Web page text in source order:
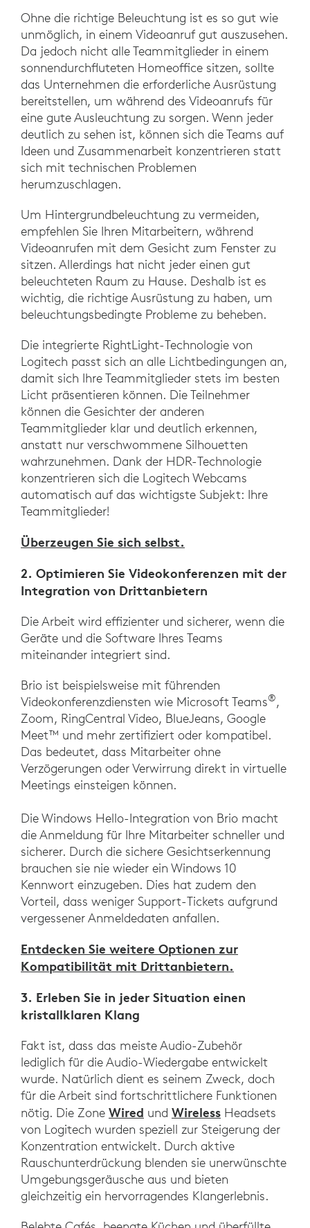
Ohne die richtige Beleuchtung ist es so gut wie
unmöglich, in einem Videoanruf gut auszusehen.
Da jedoch nicht alle Teammitglieder in einem
sonnendurchfluteten Homeoffice sitzen, sollte
das Unternehmen die erforderliche Ausrüstung
bereitstellen, um während des Videoanrufs für
eine gute Ausleuchtung zu sorgen. Wenn jeder
deutlich zu sehen ist, können sich die Teams auf
Ideen und Zusammenarbeit konzentrieren statt
sich mit technischen Problemen
herumzuschlagen.
Um Hintergrundbeleuchtung zu vermeiden,
empfehlen Sie Ihren Mitarbeitern, während
Videoanrufen mit dem Gesicht zum Fenster zu
sitzen. Allerdings hat nicht jeder einen gut
beleuchteten Raum zu Hause. Deshalb ist es
wichtig, die richtige Ausrüstung zu haben, um
beleuchtungsbedingte Probleme zu beheben.
Die integrierte RightLight-Technologie von
Logitech passt sich an alle Lichtbedingungen an,
damit sich Ihre Teammitglieder stets im besten
Licht präsentieren können. Die Teilnehmer
können die Gesichter der anderen
Teammitglieder klar und deutlich erkennen,
anstatt nur verschwommene Silhouetten
wahrzunehmen. Dank der HDR-Technologie
konzentrieren sich die Logitech Webcams
automatisch auf das wichtigste Subjekt: Ihre
Teammitglieder!
Überzeugen Sie sich selbst.
2. Optimieren Sie Videokonferenzen mit der
Integration von Drittanbietern
Die Arbeit wird effizienter und sicherer, wenn die
Geräte und die Software Ihres Teams
miteinander integriert sind.
Brio ist beispielsweise mit führenden
Videokonferenzdiensten wie Microsoft Teams®,
Zoom, RingCentral Video, BlueJeans, Google
Meet™ und mehr zertifiziert oder kompatibel.
Das bedeutet, dass Mitarbeiter ohne
Verzögerungen oder Verwirrung direkt in virtuelle
Meetings einsteigen können.
Die Windows Hello-Integration von Brio macht
die Anmeldung für Ihre Mitarbeiter schneller und
sicherer. Durch die sichere Gesichtserkennung
brauchen sie nie wieder ein Windows 10
Kennwort einzugeben. Dies hat zudem den
Vorteil, dass weniger Support-Tickets aufgrund
vergessener Anmeldedaten anfallen.
Entdecken Sie weitere Optionen zur
Kompatibilität mit Drittanbietern.
3. Erleben Sie in jeder Situation einen
kristallklaren Klang
Fakt ist, dass das meiste Audio-Zubehör
lediglich für die Audio-Wiedergabe entwickelt
wurde. Natürlich dient es seinem Zweck, doch
für die Arbeit sind fortschrittlichere Funktionen
nötig. Die Zone Wired und Wireless Headsets
von Logitech wurden speziell zur Steigerung der
Konzentration entwickelt. Durch aktive
Rauschunterdrückung blenden sie unerwünschte
Umgebungsgeräusche aus und bieten
gleichzeitig ein hervorragendes Klangerlebnis.